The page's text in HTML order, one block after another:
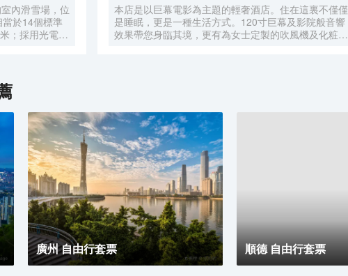
內滑雪場，位
於14個標準
；採用光電發
本店是以巨幕電影為主題的輕奢酒店。住在這裏不僅僅
是睡眠，更是一種生活方式。120寸巨幕及影院般音響
效果帶您身臨其境，更有為女士定製的吹風機及化粧
廣州 自由行套票 順德 自由行套票